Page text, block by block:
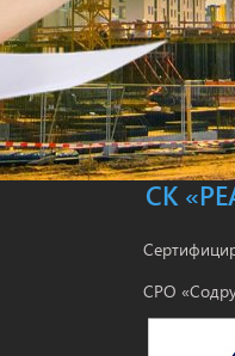
СК
СРО